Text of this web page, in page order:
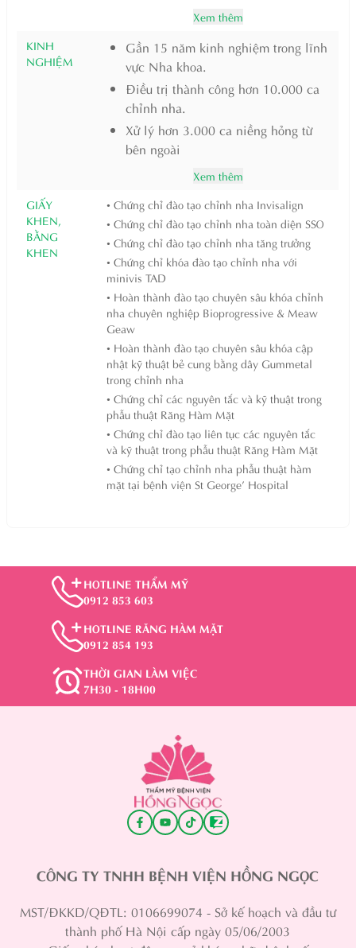
Xem thêm
KINH
NGHIỆM
Gần 15 năm kinh nghiệm trong lĩnh
vực Nha khoa.
Điều trị thành công hơn 10.000 ca
chỉnh nha.
Xử lý hơn 3.000 ca niềng hỏng từ
bên ngoài
Xem thêm
GIẤY
KHEN,
BẰNG
KHEN
• Chứng chỉ đào tạo chỉnh nha Invisalign
• Chứng chỉ đào tạo chỉnh nha toàn diện SSO
• Chứng chỉ đào tạo chỉnh nha tăng trưởng
• Chứng chỉ khóa đào tạo chỉnh nha với
minivis TAD
• Hoàn thành đào tạo chuyên sâu khóa chỉnh
nha chuyên nghiệp Bioprogressive & Meaw
Geaw
• Hoàn thành đào tạo chuyên sâu khóa cập
nhật kỹ thuật bẻ cung bằng dây Gummetal
trong chỉnh nha
• Chứng chỉ các nguyên tắc và kỹ thuật trong
phẫu thuật Răng Hàm Mặt
• Chứng chỉ đào tạo liên tục các nguyên tắc
và kỹ thuật trong phẫu thuật Răng Hàm Mặt
• Chứng chỉ tạo chỉnh nha phẫu thuật hàm
mặt tại bệnh viện St George’ Hospital
HOTLINE THẨM MỸ
0912 853 603
HOTLINE RĂNG HÀM MẶT
0912 854 193
THỜI GIAN LÀM VIỆC
7H30 - 18H00
CÔNG TY TNHH BỆNH VIỆN HỒNG NGỌC
MST/ĐKKD/QĐTL: 0106699074 - Sở kế hoạch và đầu tư
thành phố Hà Nội cấp ngày 05/06/2003